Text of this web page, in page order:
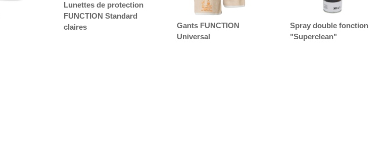
Lunettes de protection
FUNCTION Standard
claires
Gants FUNCTION
Universal
Spray double fonction
"Superclean"